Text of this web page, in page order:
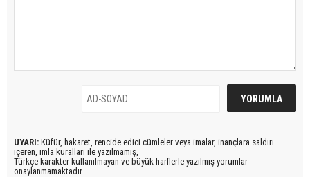
UYARI: Küfür, hakaret, rencide edici cümleler veya imalar, inançlara saldırı
içeren, imla kuralları ile yazılmamış,
Türkçe karakter kullanılmayan ve büyük harflerle yazılmış yorumlar
onaylanmamaktadır.